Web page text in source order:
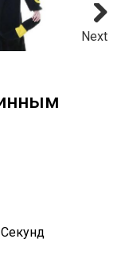
Next
Секунд